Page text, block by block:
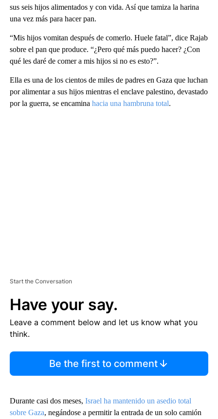
sus seis hijos alimentados y con vida. Así que tamiza la harina
una vez más para hacer pan.
“Mis hijos vomitan después de comerlo. Huele fatal”, dice Rajab
sobre el pan que produce. “¿Pero qué más puedo hacer? ¿Con
qué les daré de comer a mis hijos si no es esto?”.
Ella es una de los cientos de miles de padres en Gaza que luchan
por alimentar a sus hijos mientras el enclave palestino, devastado
por la guerra, se encamina hacia una hambruna total.
Start the Conversation
Have your say.
Leave a comment below and let us know what you
think.
Be the first to comment
Durante casi dos meses, Israel ha mantenido un asedio total
sobre Gaza, negándose a permitir la entrada de un solo camión